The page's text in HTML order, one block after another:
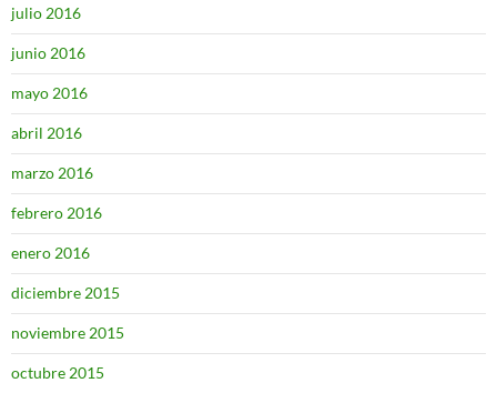
julio 2016
junio 2016
mayo 2016
abril 2016
marzo 2016
febrero 2016
enero 2016
diciembre 2015
noviembre 2015
octubre 2015